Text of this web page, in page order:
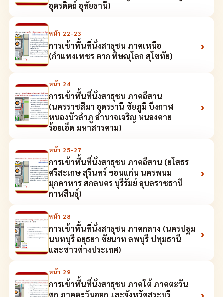
อุตรดิตถ์ อุทัยธานี)
หน้า 22-23
การเข้าพื้นที่นั่งสาธุชน ภาคเหนือ
(กำแพงเพชร ตาก พิษณุโลก สุโขทัย)
›
หน้า 24
การเข้าพื้นที่นั่งสาธุชน ภาคอีสาน
(นครราชสีมา อุดรธานี ชัยภูมิ บึงกาฬ
หนองบัวลำภู อำนาจเจริญ หนองคาย
ร้อยเอ็ด มหาสารคาม)
›
หน้า 25-27
การเข้าพื้นที่นั่งสาธุชน ภาคอีสาน (ยโสธร
ศรีสะเกษ สุรินทร์ ขอนแก่น นครพนม
มุกดาหาร สกลนคร บุรีรัมย์ อุบลราชธานี
กาฬสินธุ์)
›
หน้า 28
การเข้าพื้นที่นั่งสาธุชน ภาคกลาง (นครปฐม
นนทบุรี อยุธยา ชัยนาท ลพบุรี ปทุมธานี
และชาวต่างประเทศ)
›
หน้า 29
การเข้าพื้นที่นั่งสาธุชน ภาคใต้ ภาคตะวัน
ตก ภาคตะวันออก และจังหวัดสระบุรี
›